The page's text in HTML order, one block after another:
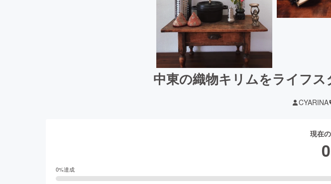
中東の織物キリムをライフス
CYARINA
現在
0
0%達成